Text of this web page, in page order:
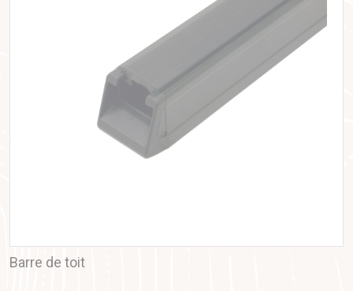
Barre de toit